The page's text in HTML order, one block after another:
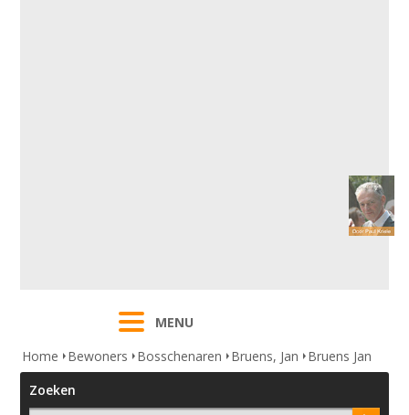
MENU
Home
Bewoners Bosschenaren Bruens, Jan
Bruens Jan
Zoeken